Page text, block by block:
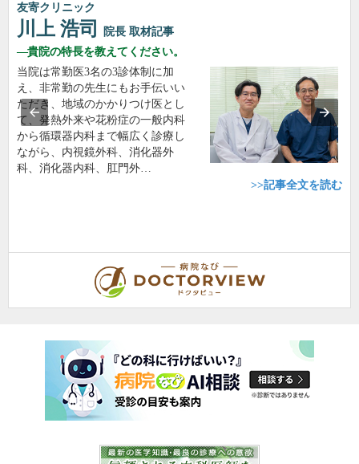
友寄クリニック
川上 浩司 院長 取材記事
貴院の特長を教えてください。
当院は常勤医3名の3診体制に加
え、非常勤の先生にもお手伝いい
ただき、地域のかかりつけ医とし
て、発熱外来や花粉症の一般内科
から循環器内科まで幅広く診療し
ながら、内視鏡外科、消化器外
科、消化器内科、肛門外…
>>記事全文を読む